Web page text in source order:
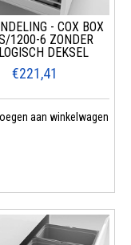
- COX BOX
1200-6 ZONDER
DEKSEL
€221,41
aan winkelwagen